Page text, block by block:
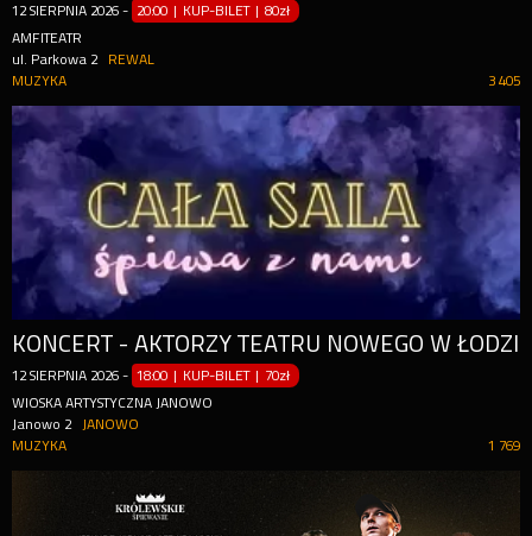
12 SIERPNIA 2026 - 20:00 | KUP-BILET |80zł
AMFITEATR
ul. Parkowa 2
REWAL
3 405
MUZYKA
KONCERT - AKTORZY TEATRU NOWEGO W ŁODZI
12 SIERPNIA 2026 - 18:00 | KUP-BILET | 70zł
WIOSKA ARTYSTYCZNA JANOWO
Janowo 2
JANOWO
1 769
MUZYKA